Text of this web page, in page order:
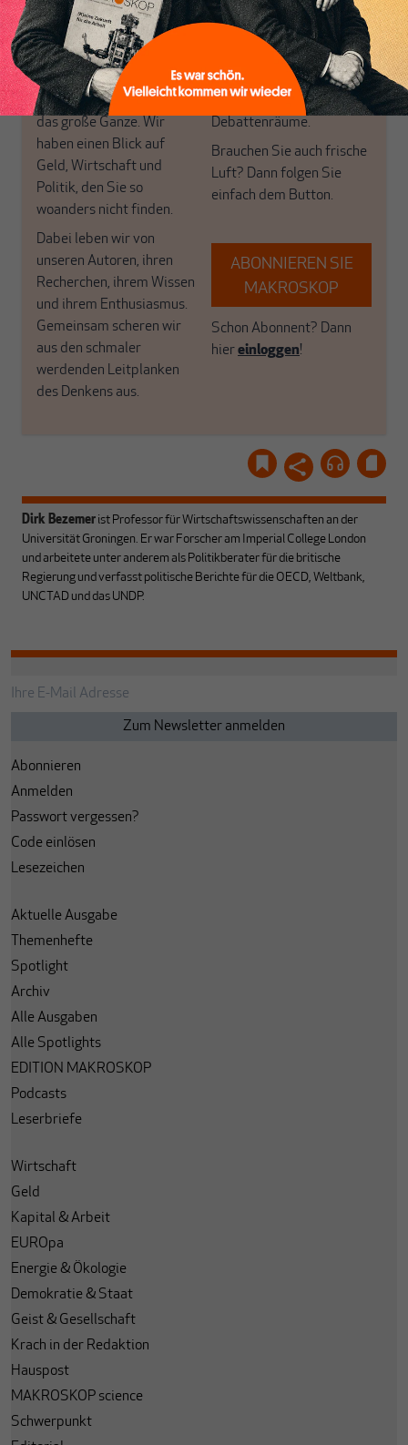
Themen aus einer
postkeynesianischen
Perspektive und ist damit
in Deutschland einzigartig.
MAKROSKOP steht für
das große Ganze. Wir
haben einen Blick auf
Geld, Wirtschaft und
Politik, den Sie so
woanders nicht finden.
Dabei leben wir von
unseren Autoren, ihren
Recherchen, ihrem Wissen
und ihrem Enthusiasmus.
Gemeinsam scheren wir
aus den schmaler
werdenden Leitplanken
des Denkens aus.
in der sich viele
eingerichtet haben. Wir
öffnen Fenster und
bringen frische Luft in die
engen und verstaubten
Debattenräume.
Brauchen Sie auch frische
Luft? Dann folgen Sie
einfach dem Button.
ABONNIEREN SIE
MAKROSKOP
Schon Abonnent? Dann
hiereinloggen!
Dirk Bezemer ist Professor für Wirtschaftswissenschaften an der
Universität Groningen. Er war Forscher am Imperial College London
und arbeitete unter anderem als Politikberater für die britische
Regierung und verfasst politische Berichte für die OECD, Weltbank,
UNCTAD und das UNDP.
Abonnieren
Anmelden
Passwort vergessen?
Code einlösen
Lesezeichen
Aktuelle Ausgabe
Themenhefte
Spotlight
Archiv
Alle Ausgaben
Alle Spotlights
EDITION MAKROSKOP
Podcasts
Leserbriefe
Wirtschaft
Geld
Kapital & Arbeit
EUROpa
Energie & Ökologie
Demokratie & Staat
Geist & Gesellschaft
Krach in der Redaktion
Hauspost
MAKROSKOP science
Schwerpunkt